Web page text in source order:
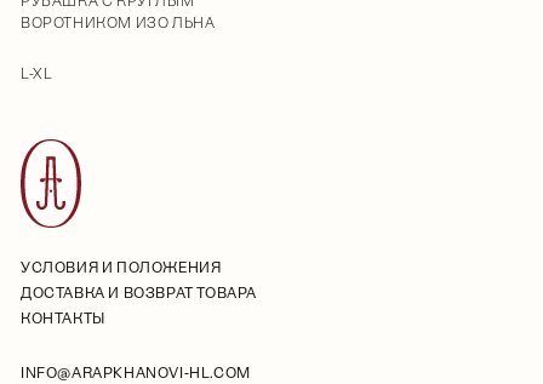
ВОРОТНИКОМ ИЗО ЛЬНА
L-XL
УСЛОВИЯ И ПОЛОЖЕНИЯ
ДОСТАВКА И ВОЗВРАТ ТОВАРА
КОНТАКТЫ
INFO@ARAPKHANOVI-HL.COM